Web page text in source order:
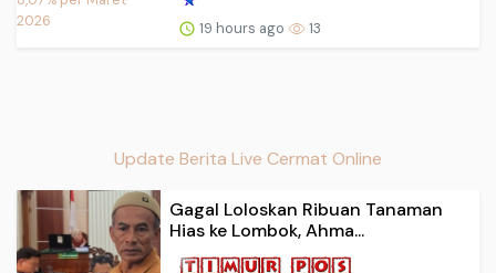
19 hours ago 13
Update Berita Live Cermat Online
Gagal Loloskan Ribuan Tanaman
Hias ke Lombok, Ahma...